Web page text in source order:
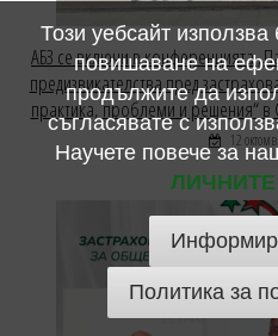
АБЗ се включи в конференцията
предизвикателства пред
практика, проблеми и решения“
12
Този уебсайт използва
повишаване на
продължите да
съгласявате с
Научете повече за
Политика за